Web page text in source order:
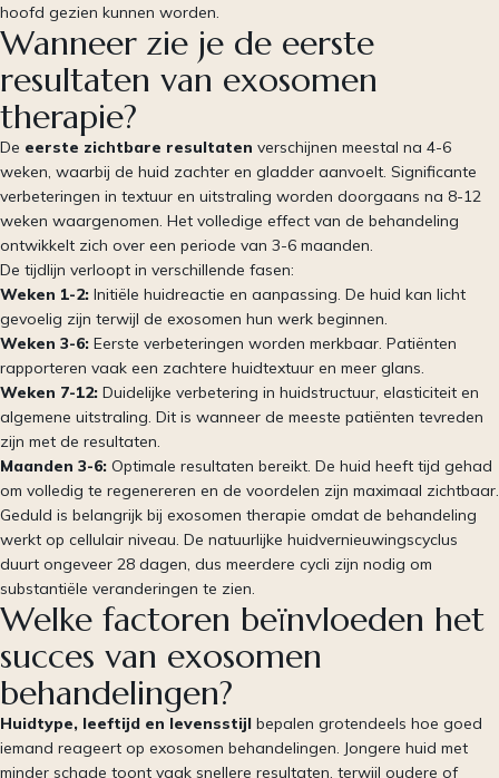
hoofd gezien kunnen worden.
Wanneer zie je de eerste
resultaten van exosomen
therapie?
De eerste zichtbare resultaten verschijnen meestal na 4-6
weken, waarbij de huid zachter en gladder aanvoelt. Significante
verbeteringen in textuur en uitstraling worden doorgaans na 8-12
weken waargenomen. Het volledige effect van de behandeling
ontwikkelt zich over een periode van 3-6 maanden.
De tijdlijn verloopt in verschillende fasen:
Weken 1-2: Initiële huidreactie en aanpassing. De huid kan licht
gevoelig zijn terwijl de exosomen hun werk beginnen.
Weken 3-6: Eerste verbeteringen worden merkbaar. Patiënten
rapporteren vaak een zachtere huidtextuur en meer glans.
Weken 7-12: Duidelijke verbetering in huidstructuur, elasticiteit en
algemene uitstraling. Dit is wanneer de meeste patiënten tevreden
zijn met de resultaten.
Maanden 3-6: Optimale resultaten bereikt. De huid heeft tijd gehad
om volledig te regenereren en de voordelen zijn maximaal zichtbaar.
Geduld is belangrijk bij exosomen therapie omdat de behandeling
werkt op cellulair niveau. De natuurlijke huidvernieuwingscyclus
duurt ongeveer 28 dagen, dus meerdere cycli zijn nodig om
substantiële veranderingen te zien.
Welke factoren beïnvloeden het
succes van exosomen
behandelingen?
Huidtype, leeftijd en levensstijl bepalen grotendeels hoe goed
iemand reageert op exosomen behandelingen. Jongere huid met
minder schade toont vaak snellere resultaten, terwijl oudere of